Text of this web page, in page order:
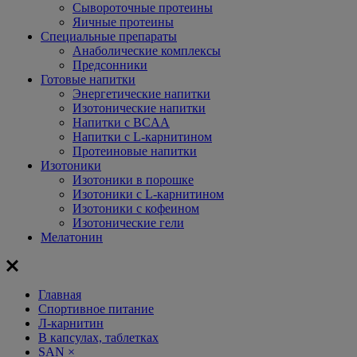
Сывороточные протеины
Яичные протеины
Специальные препараты
Анаболические комплексы
Предсонники
Готовые напитки
Энергетические напитки
Изотонические напитки
Напитки с BCAA
Напитки с L-карнитином
Протеиновые напитки
Изотоники
Изотоники в порошке
Изотоники с L-карнитином
Изотоники с кофеином
Изотонические гели
Мелатонин
Главная
Спортивное питание
Л-карнитин
В капсулах, таблетках
SAN ×